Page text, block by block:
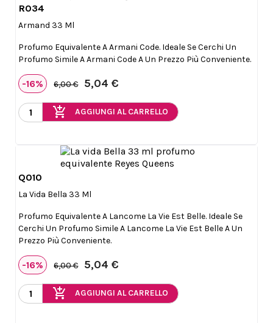
R034
Armand 33 Ml
Profumo Equivalente A Armani Code. Ideale Se Cerchi Un
Profumo Simile A Armani Code A Un Prezzo Più Conveniente.
-16% 6,00 € 5,04 €
add_shopping_cart AGGIUNGI AL CARRELLO
Q010
La Vida Bella 33 Ml
Profumo Equivalente A Lancome La Vie Est Belle. Ideale Se
Cerchi Un Profumo Simile A Lancome La Vie Est Belle A Un
Prezzo Più Conveniente.
-16% 6,00 € 5,04 €
add_shopping_cart AGGIUNGI AL CARRELLO